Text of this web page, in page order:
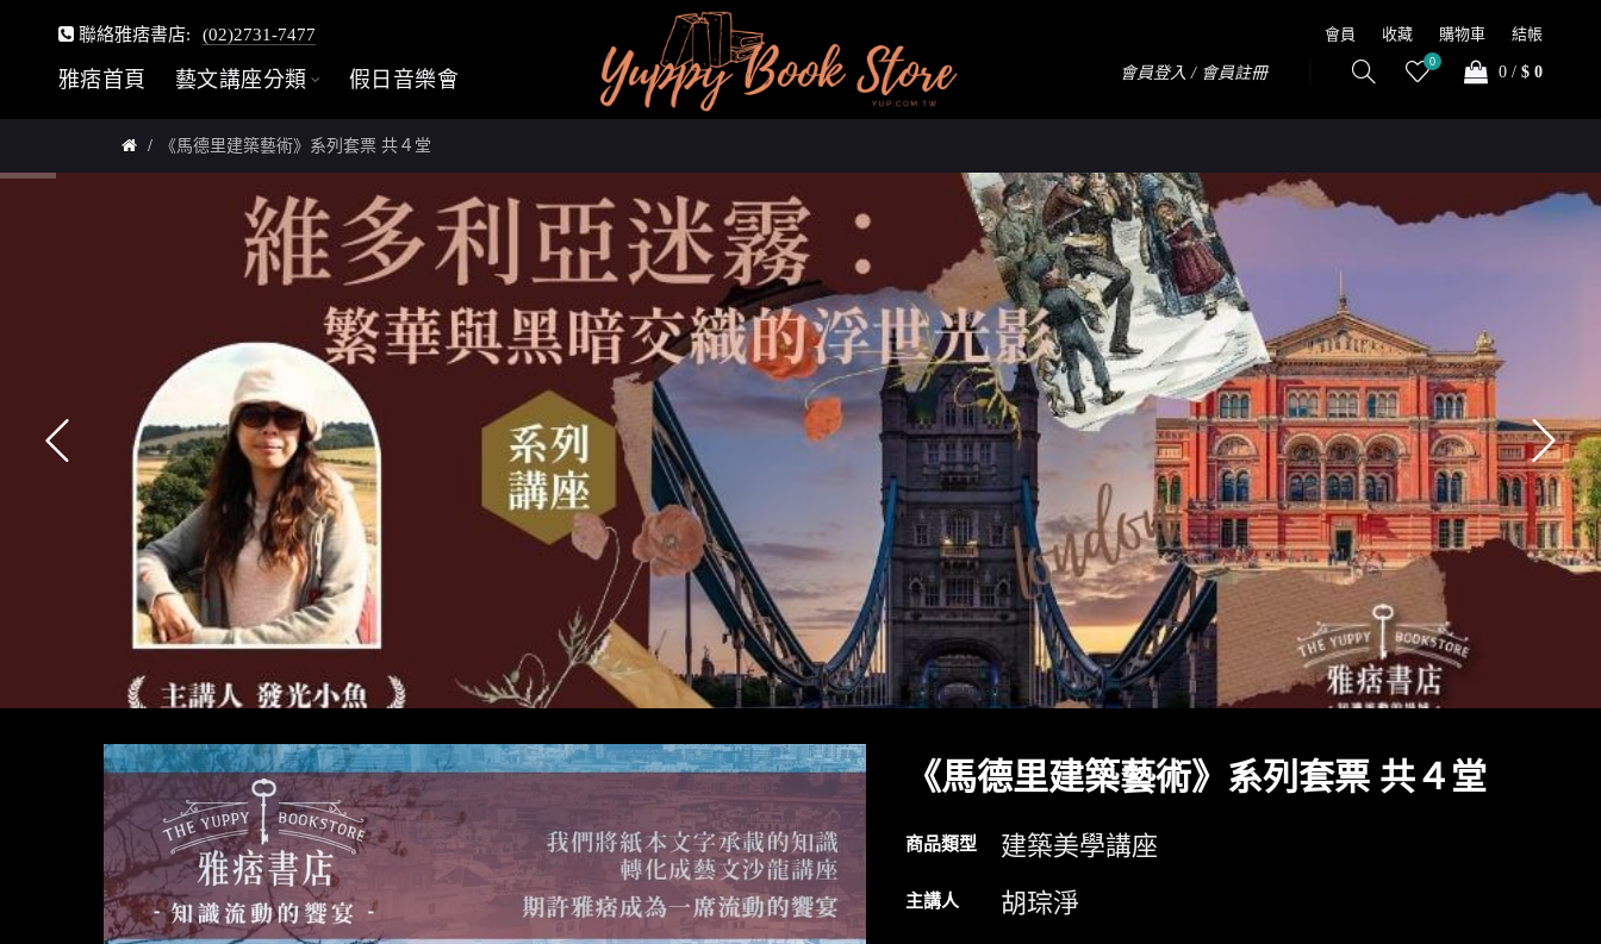
聯絡雅痞書店: (02)2731-7477
雅痞首頁 藝文講座分類 假日音樂會
會員 收藏 購物車 結帳
會員登入 / 會員註冊
0
0 / $ 0
《馬德里建築藝術》系列套票 共４堂
《馬德里建築藝術》系列套票 共４堂
商品類型 建築美學講座
主講人 胡琮淨